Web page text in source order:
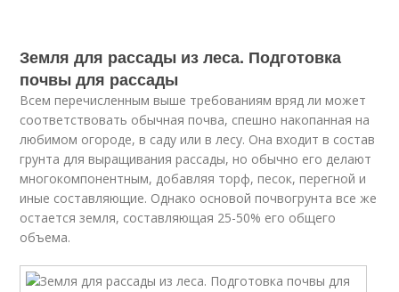
Земля для рассады из леса. Подготовка
почвы для рассады
Всем перечисленным выше требованиям вряд ли может
соответствовать обычная почва, спешно накопанная на
любимом огороде, в саду или в лесу. Она входит в состав
грунта для выращивания рассады, но обычно его делают
многокомпонентным, добавляя торф, песок, перегной и
иные составляющие. Однако основой почвогрунта все же
остается земля, составляющая 25-50% его общего
объема.